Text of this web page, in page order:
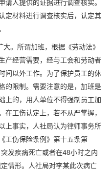
人提供的证据进行调查核实。
定材料进行调查核实后，认定其
。所谓加班，根据《劳动法》
产经营需要，经与工会和劳动者
间以外工作。为了保护员工的休
的限制。需要注意的是，加班是
上的，用人单位不得强制员工加
工伤认定上，若不从严掌握，
上事实，人社局认为律师事务所
工伤保险条例》第十五条第
突发疾病死亡或者在48小时之内
情形。人社局对李某此次病亡